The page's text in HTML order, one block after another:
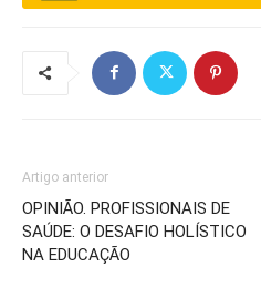
Artigo anterior
OPINIÃO. PROFISSIONAIS DE
SAÚDE: O DESAFIO HOLÍSTICO
NA EDUCAÇÃO